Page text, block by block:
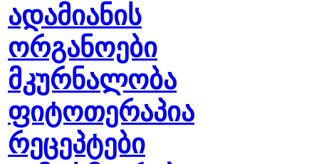
ადამიანის
ორგანოები
მკურნალობა
ფიტოთერაპია
რეცეპტები